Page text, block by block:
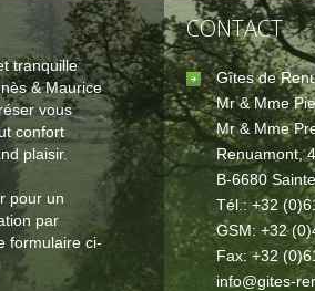
tranquille
& Maurice
vous
confort
plaisir.
pour un
par
formulaire ci-
CONTACT
Gîtes de
Mr & Mme
Mr & Mme
Renuamont,
B-6680
Tél.: +32
GSM: +32
Fax: +32
info@gites-